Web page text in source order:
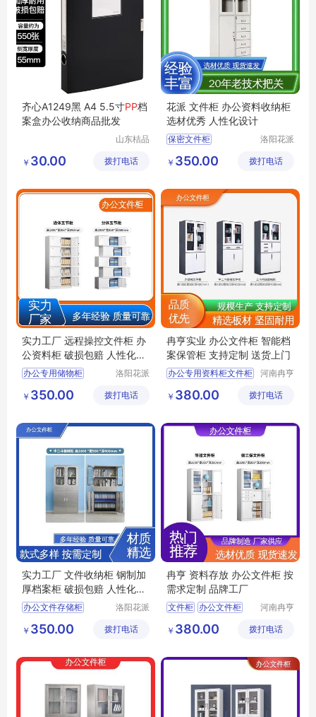
齐心A1249黑 A4 5.5寸PP档
案盒办公收纳商品批发
山东桔品
公司
￥ 30.00 拨打电话
花派 文件柜 办公资料收纳柜
选材优秀 人性化设计
保密文件柜
不锈钢文件柜
文件柜
洛阳花派
有限公司
￥ 350.00 拨打电话
实力工厂 远程操控文件柜 办
公资料柜 破损包赔 人性化设
计
办公专用储物柜
铁皮加厚文件柜
分体资料收纳柜
洛阳花派
有限公司
￥ 350.00 拨打电话
冉亨实业 办公文件柜 智能档
案保管柜 支持定制 送货上门
办公专用资料柜文件柜
智能双锁文件柜
档案文件柜
河南冉亨
公司
￥ 380.00 拨打电话
实力工厂 文件收纳柜 钢制加
厚档案柜 破损包赔 人性化设
计
办公文件存储柜
不锈钢办公文件柜
铁皮储物柜
洛阳花派
有限公司
￥ 350.00 拨打电话
冉亨 资料存放 办公文件柜 按
需求定制 品牌工厂
文件柜 办公文件柜
资料收纳柜
河南冉亨
公司
￥ 380.00 拨打电话